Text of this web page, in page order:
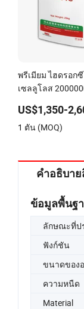
พรีเมียม ไฮดรอก
เซลลูโลส
เอชพีเอ็มซี
US$1,350-
1 ตัน (MOQ)
คำอธิบา
ข้อมูลพื้นฐ
ลักษณะที่ป
ฟังก์ชัน
ขนาดของ
ความหนืด
Material